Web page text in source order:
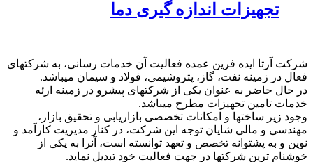
تجهیزات اندازه گیری دما
شرکت آرتا ایده فرین عمده فعالیت آن خدمات رسانی، به شرکتهای
فعال در زمینه نفت، گاز، پتروشیمی، فولاد و سیمان میباشد.
در حال حاضر به عنوان یکی از شرکتهای پیشرو در زمینه ارئه
خدمات تامین تجهیزات مطرح میباشد.
وجود زیر ساختها و امکانات تخصصی بازاریابی و تحقیق بازار،
مهندسی و مالی شایان توجه این شرکت، در کنار مدیریت کارآمد و
نوین و به پشتوانه تخصص و تعهد توانسته است، آنرا به یکی از
خوشنام ترین شرکتها در جهت فعالیت خود تبدیل نماید.